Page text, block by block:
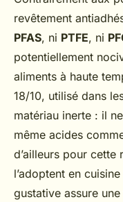
revêtement
PFAS, ni PTFE, ni
potentiellement
aliments à haute
18/10, utilisé dans
matériau inerte : il
même acides
d’ailleurs pour
l’adoptent en
gustative assure